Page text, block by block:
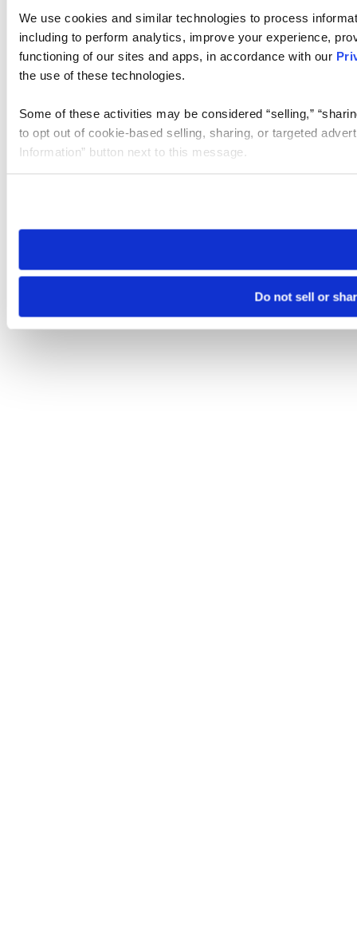
We use cookies and similar technologies to process
including to perform analytics, improve your experience,
functioning of our sites and apps, in accordance with our
the use of these technologies.
Some of these activities may be considered “selling,”
to opt out of cookie-based selling, sharing, or targeted
Information” button next to this message.
need to be set again.
Do not sell or